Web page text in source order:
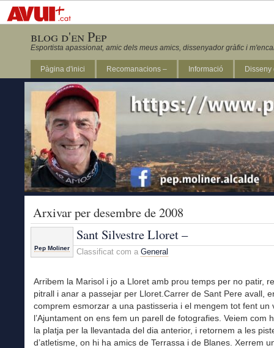
blog d'en Pep
Esportista apassionat, amic dels meus amics, dissenyador gràfic i
Pàgina d'inici Recomanacions – Informació
Revista Marathon 295
Arxivar per desembre de 2008
Pep Moliner
Sant Silvestre Lloret –
Classificat com a General
Arribem la Marisol i jo a Lloret amb prou temps per no patir,
pitrall i anar a passejar per Lloret.Carrer de Sant Pere avall,
comprem esmorzar a una pastisseria i el mengem tot fent un
l’Ajuntament on ens fem un parell de fotografies. Veiem com
la platja per la llevantada del dia anterior, i retornem a les
d’atletisme, on hi ha amics de Terrassa i de Blanes. Xerrem